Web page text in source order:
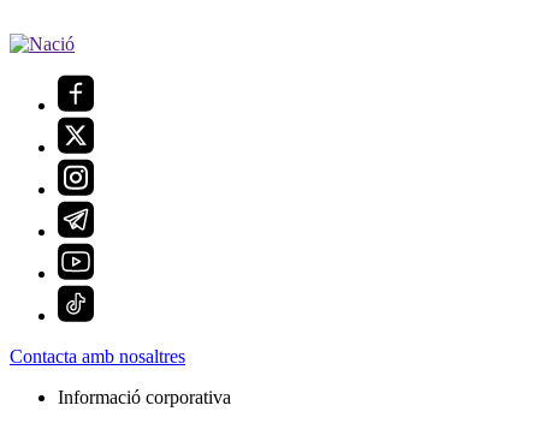
Contacta amb nosaltres
Informació corporativa